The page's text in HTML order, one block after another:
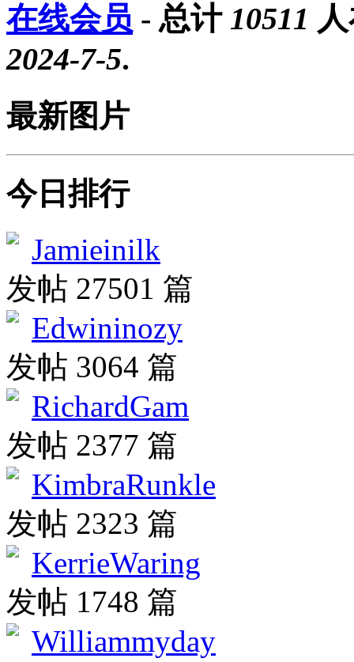
在线会员 - 总计 10511
2024-7-5.
最新图片
今日排行
Jamieinilk
发帖 27501 篇
Edwininozy
发帖 3064 篇
RichardGam
发帖 2377 篇
KimbraRunkle
发帖 2323 篇
KerrieWaring
发帖 1748 篇
Williammyday